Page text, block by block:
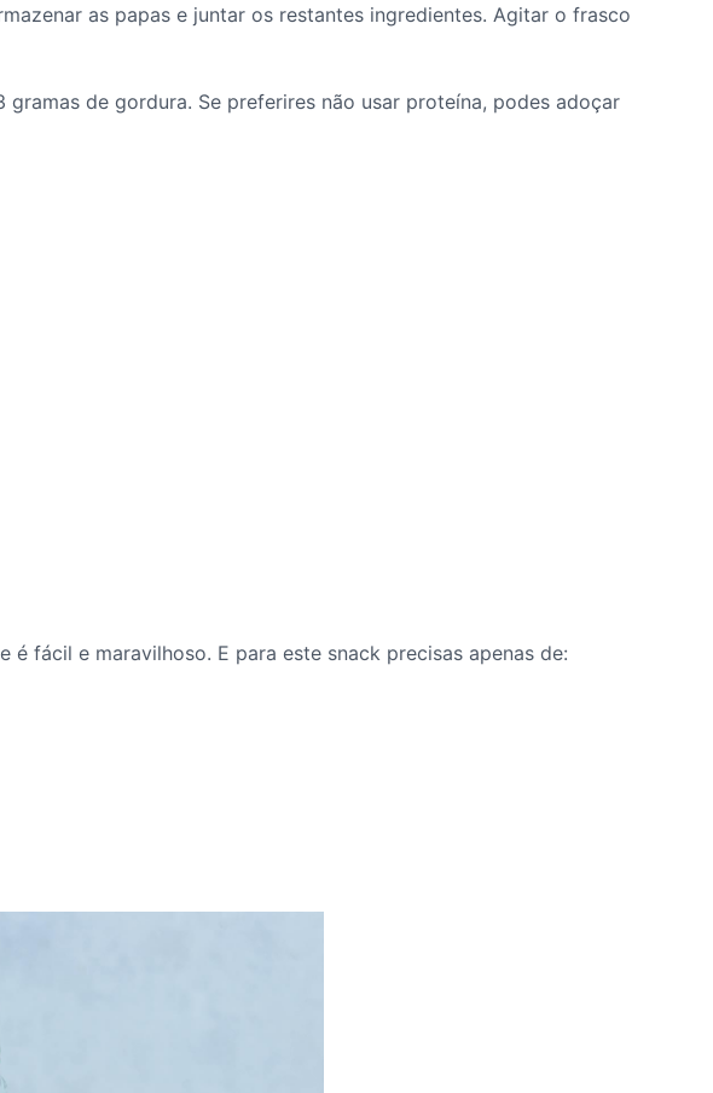
as papas e juntar os restantes ingredientes. Agitar o frasco
de gordura. Se preferires não usar proteína, podes adoçar
é fácil e maravilhoso. E para este snack precisas apenas de: